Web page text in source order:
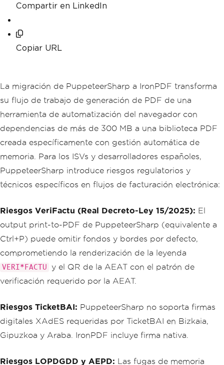
Compartir en LinkedIn
Copiar URL
La migración de PuppeteerSharp a IronPDF transforma
su flujo de trabajo de generación de PDF de una
herramienta de automatización del navegador con
dependencias de más de 300 MB a una biblioteca PDF
creada específicamente con gestión automática de
memoria. Para los ISVs y desarrolladores españoles,
PuppeteerSharp introduce riesgos regulatorios y
técnicos específicos en flujos de facturación electrónica:
Riesgos VeriFactu (Real Decreto-Ley 15/2025): El
output print-to-PDF de PuppeteerSharp (equivalente a
Ctrl+P) puede omitir fondos y bordes por defecto,
comprometiendo la renderización de la leyenda
VERI*FACTU
y el QR de la AEAT con el patrón de
verificación requerido por la AEAT.
Riesgos TicketBAI: PuppeteerSharp no soporta firmas
digitales XAdES requeridas por TicketBAI en Bizkaia,
Gipuzkoa y Araba. IronPDF incluye firma nativa.
Riesgos LOPDGDD y AEPD: Las fugas de memoria